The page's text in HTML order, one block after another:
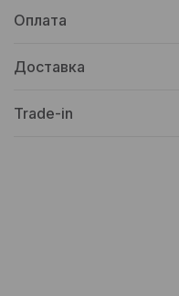
Оплата
Доставка
Trade-in